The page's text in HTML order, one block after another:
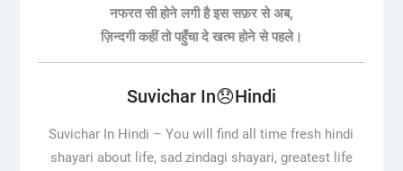
नफरत सी होने लगी है इस सफ़र से अब,
ज़िन्दगी कहीं तो पहुँचा दे खत्म होने से पहले।
Suvichar In😞Hindi
Suvichar In Hindi –You will find all time fresh hindi
shayari about life, sad zindagi shayari, greatest life